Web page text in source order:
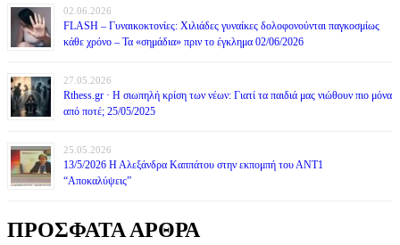
02.06.2026
FLASH – Γυναικοκτονίες: Χιλιάδες γυναίκες δολοφονούνται παγκοσμίως
κάθε χρόνο – Τα «σημάδια» πριν το έγκλημα 02/06/2026
27.05.2026
Rthess.gr · Η σιωπηλή κρίση των νέων: Γιατί τα παιδιά μας νιώθουν πιο μόνα
από ποτέ; 25/05/2025
25.05.2026
13/5/2026 Η Αλεξάνδρα Καππάτου στην εκπομπή του ΑΝΤ1
“Αποκαλύψεις”
ΠΡΟΣΦΑΤΑ ΑΡΘΡΑ